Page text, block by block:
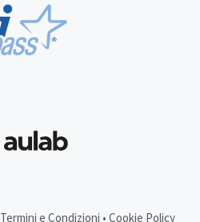
Termini e Condizioni • Cookie Policy